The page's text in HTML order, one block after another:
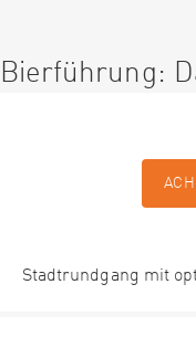
Bierführung:
Stadtrundgang mit